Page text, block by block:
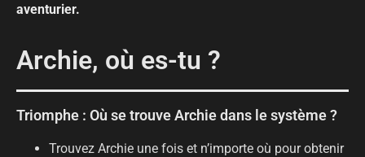
aventurier.
Archie, où es-tu ?
Triomphe : Où se trouve Archie dans le système ?
Trouvez Archie une fois et n’importe où pour obtenir